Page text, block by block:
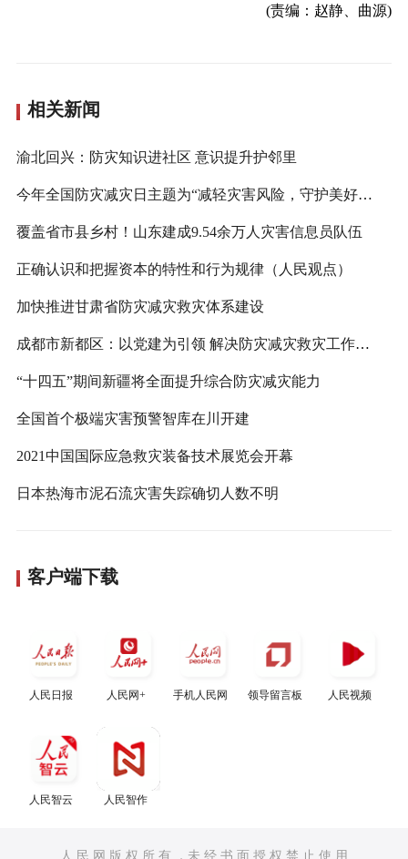
(责编：赵静、曲源)
相关新闻
渝北回兴：防灾知识进社区 意识提升护邻里
今年全国防灾减灾日主题为“减轻灾害风险，守护美好家园”
覆盖省市县乡村！山东建成9.54余万人灾害信息员队伍
正确认识和把握资本的特性和行为规律（人民观点）
加快推进甘肃省防灾减灾救灾体系建设
成都市新都区：以党建为引领 解决防灾减灾救灾工作不到位的“病灶”
“十四五”期间新疆将全面提升综合防灾减灾能力
全国首个极端灾害预警智库在川开建
2021中国国际应急救灾装备技术展览会开幕
日本热海市泥石流灾害失踪确切人数不明
客户端下载
人民日报 人民网+ 手机人民网 领导留言板 人民视频
人民智云 人民智作
人 民 网 版 权 所 有 ，未 经 书 面 授 权 禁 止 使 用